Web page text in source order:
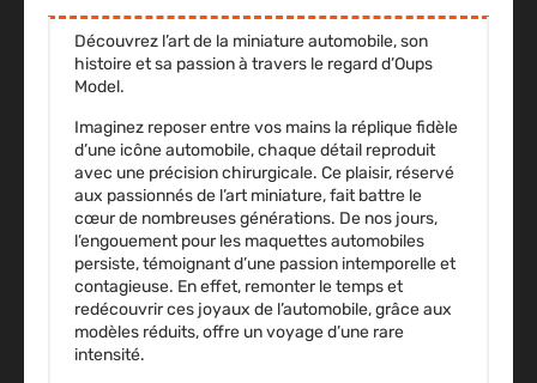
Découvrez l’art de la miniature automobile, son
histoire et sa passion à travers le regard d’Oups
Model.
Imaginez reposer entre vos mains la réplique fidèle
d’une icône automobile, chaque détail reproduit
avec une précision chirurgicale. Ce plaisir, réservé
aux passionnés de l’art miniature, fait battre le
cœur de nombreuses générations. De nos jours,
l’engouement pour les maquettes automobiles
persiste, témoignant d’une passion intemporelle et
contagieuse. En effet, remonter le temps et
redécouvrir ces joyaux de l’automobile, grâce aux
modèles réduits, offre un voyage d’une rare
intensité.